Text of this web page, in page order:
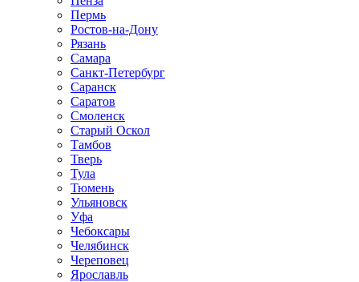
Пермь
Ростов‑на‑Дону
Рязань
Самара
Санкт‑Петербург
Саранск
Саратов
Смоленск
Старый Оскол
Тамбов
Тверь
Тула
Тюмень
Ульяновск
Уфа
Чебоксары
Челябинск
Череповец
Ярославль